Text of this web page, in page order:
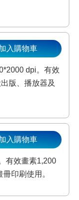
dpi。有效
版、播放器及
入購物車
有效畫素1,200
印刷使用。
入購物車